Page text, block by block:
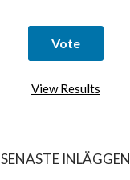
View Results
SENASTE INLÄGGEN